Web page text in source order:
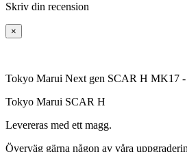
Skriv din recension
×
Tokyo Marui Next gen SCAR H MK17 -
Tokyo Marui SCAR H
Levereras med ett magg.
Överväg gärna någon av våra